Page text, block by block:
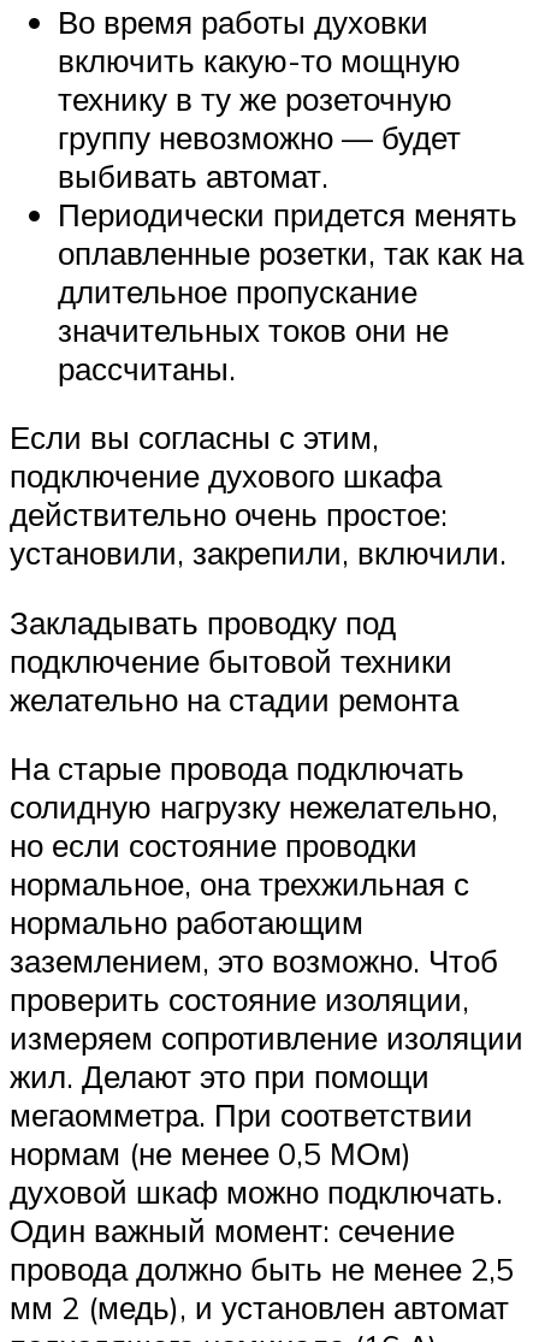
Во время работы духовки
включить какую-то мощную
технику в ту же розеточную
группу невозможно — будет
выбивать автомат.
Периодически придется менять
оплавленные розетки, так как на
длительное пропускание
значительных токов они не
рассчитаны.
Если вы согласны с этим,
подключение духового шкафа
действительно очень простое:
установили, закрепили, включили.
Закладывать проводку под
подключение бытовой техники
желательно на стадии ремонта
На старые провода подключать
солидную нагрузку нежелательно,
но если состояние проводки
нормальное, она трехжильная с
нормально работающим
заземлением, это возможно. Чтоб
проверить состояние изоляции,
измеряем сопротивление изоляции
жил. Делают это при помощи
мегаомметра. При соответствии
нормам (не менее 0,5 МОм)
духовой шкаф можно подключать.
Один важный момент: сечение
провода должно быть не менее 2,5
мм 2 (медь), и установлен автомат